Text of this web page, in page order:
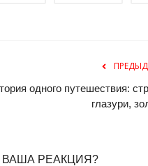
одного путешествия:
глазури,
ВАША РЕАКЦИЯ?